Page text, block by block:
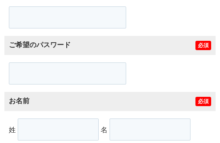
ご希望のパスワード 必須
お名前 必須
姓 名